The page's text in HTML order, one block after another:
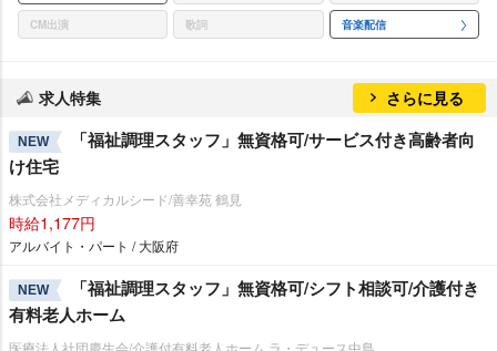
CM出演 歌詞 音楽配信
求人特集 さらに見る
NEW
「福祉調理スタッフ」無資格可/サービス付き高齢者向
け住宅
株式会社メディカルシード/善幸苑 鶴見
時給1,177円
アルバイト・パート / 大阪府
NEW
「福祉調理スタッフ」無資格可/シフト相談可/介護付き
有料老人ホーム